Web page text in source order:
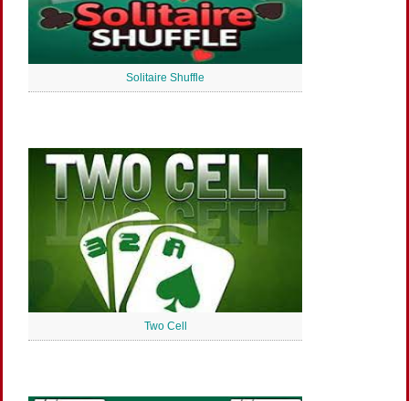
Solitaire Shuffle
Two Cell